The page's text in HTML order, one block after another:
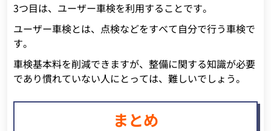
3つ目は、ユーザー車検を利用することです。
ユーザー車検とは、点検などをすべて自分で行う車検で
す。
車検基本料を削減できますが、整備に関する知識が必要
であり慣れていない人にとっては、難しいでしょう。
まとめ